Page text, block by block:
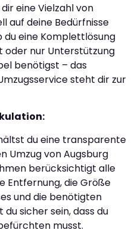
eine Vielzahl von
auf deine Bedürfnisse
du eine Komplettlösung
oder nur Unterstützung
benötigst – das
steht dir zur
du eine transparente
Umzug von Augsburg
berücksichtigt alle
Entfernung, die Größe
und die benötigten
sicher sein, dass du
musst.